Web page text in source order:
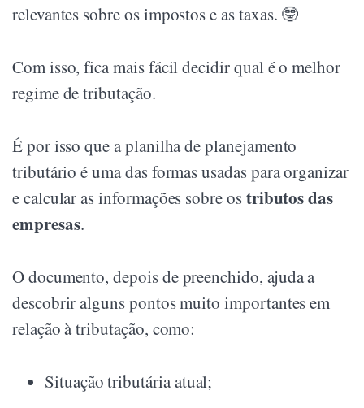
relevantes sobre os impostos e as taxas. 🤓
Com isso, fica mais fácil decidir qual é o melhor
regime de tributação.
É por isso que a planilha de planejamento
tributário é uma das formas usadas para organizar
e calcular as informações sobre ostributos das
empresas.
O documento, depois de preenchido, ajuda a
descobrir alguns pontos muito importantes em
relação à tributação, como:
Situação tributária atual;